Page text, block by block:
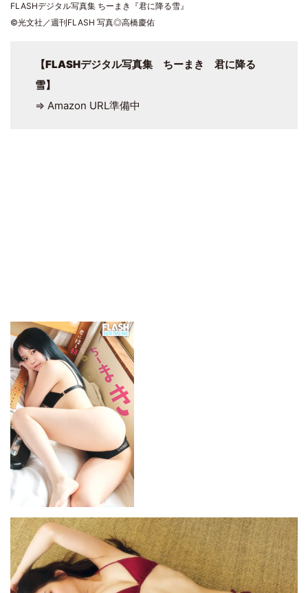
FLASHデジタル写真集 ちーまき『君に降る雪』
©光文社／週刊FLASH 写真◎高橋慶佑
【FLASHデジタル写真集 ちーまき 君に降る
雪】
⇒ Amazon URL準備中